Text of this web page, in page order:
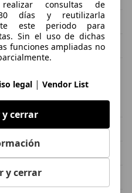
consultas de
días y reutilizarla
este periodo para
Sin el uso de dichas
funciones ampliadas no
legal | Vendor List
cerrar
y cerrar